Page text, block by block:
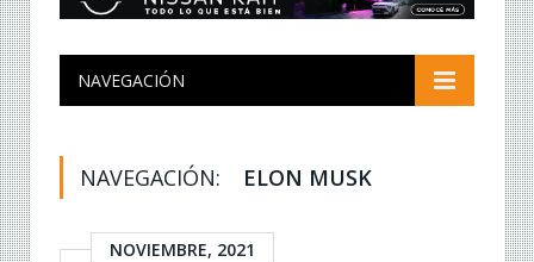
NAVEGACIÓN
NAVEGACIÓN: ELON MUSK
NOVIEMBRE, 2021